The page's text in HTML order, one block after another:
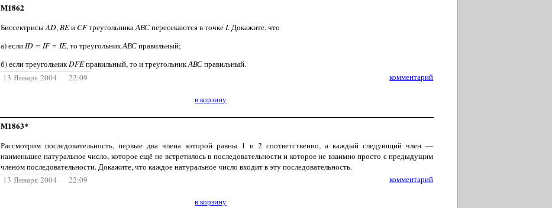
М1862
БиссектрисыAD,BEи CFтреугольникаАВСпересекаются в точкеI. Докажите, что
а) еслиID =IF=IE, то треугольникАВСправильный;
б) если треугольникDFEправильный, то и треугольникАВСправильный.
13 Января 2004 22:09
комментарий
в корзину
М1863*
Рассмотрим последовательность, первые два члена которой равны 1 и 2 соответственно, а каждый следующий член —
наименьшее натуральное число, которое ещё не встретилось в последовательности и которое не взаимно просто с предыдущим
членом последовательности. Докажите, что каждое натуральное число входит в эту последовательность.
13 Января 2004 22:09
комментарий
в корзину